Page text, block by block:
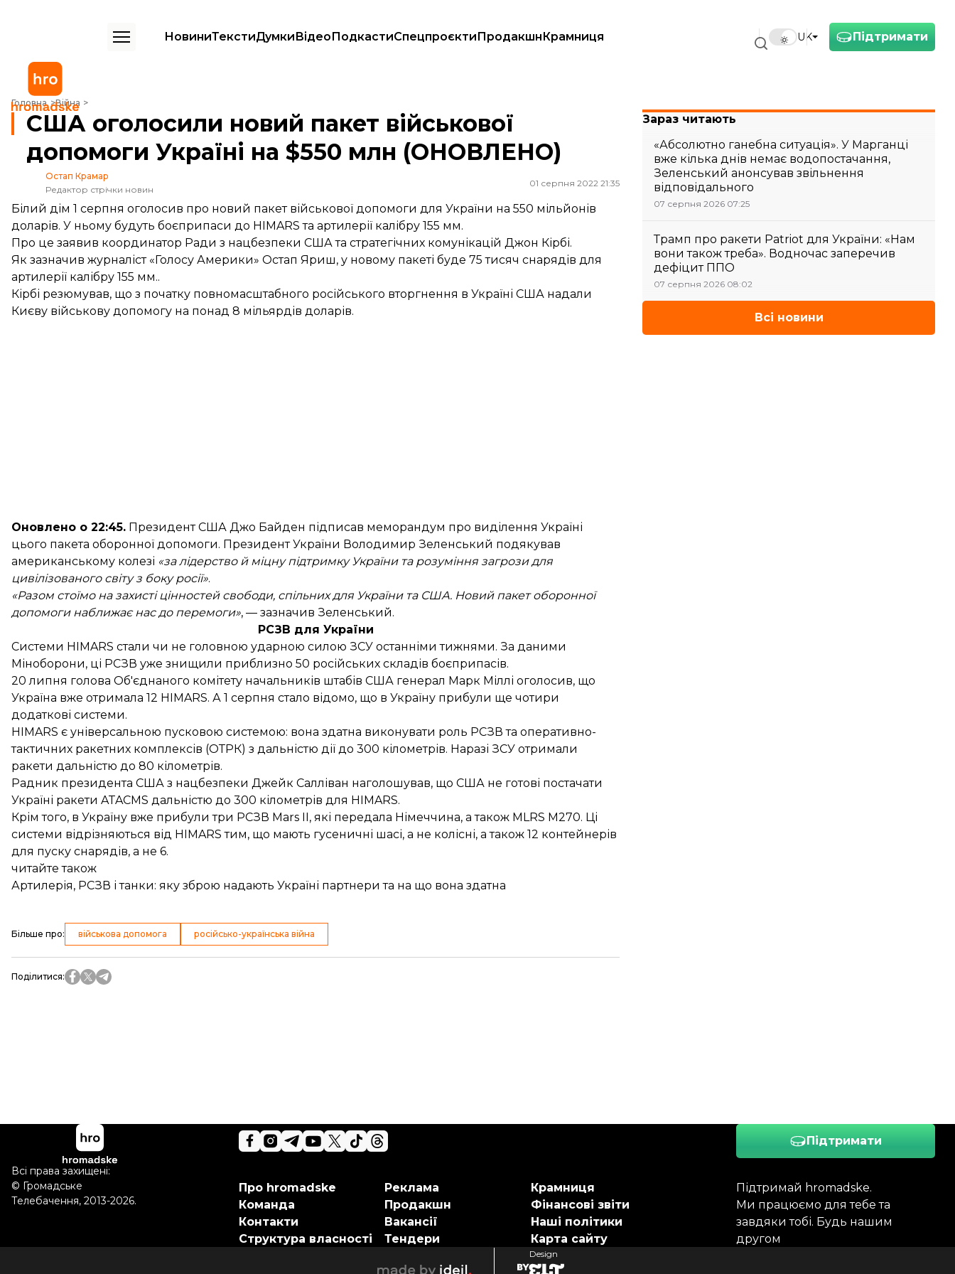
Підтримати
UK
НовиниТекстиДумкиВідеоПодкастиСпецпроєктиПродакшнКрамниця
Головна Війна
CША оголосили новий пакет військової допомоги Україні на $550 млн (ОНОВЛЕНО)
CША оголосили новий пакет військової
допомоги Україні на $550 млн (ОНОВЛЕНО)
Остап Крамар
Редактор стрічки новин
01 серпня 2022 21:35
Білий дім 1 серпня оголосив про новий пакет військової допомоги для України на 550 мільйонів
доларів. У ньому будуть боєприпаси до HIMARS та артилерії калібру 155 мм.
Про це заявив координатор Ради з нацбезпеки США та стратегічних комунікацій Джон Кірбі.
Як зазначив журналіст «Голосу Америки» Остап Яриш, у новому пакеті буде 75 тисяч снарядів для
артилерії калібру 155 мм..
Кірбі резюмував, що з початку повномасштабного російського вторгнення в Україні США надали
Києву військову допомогу на понад 8 мільярдів доларів.
Оновлено о 22:45. Президент США Джо Байден підписав меморандум про виділення Україні
цього пакета оборонної допомоги. Президент України Володимир Зеленський подякував
американському колезі «за лідерство й міцну підтримку України та розуміння загрози для
цивілізованого світу з боку росії».
«Разом стоїмо на захисті цінностей свободи, спільних для України та США. Новий пакет оборонної
допомоги наближає нас до перемоги», — зазначив Зеленський.
РСЗВ для України
Системи HIMARS стали чи не головною ударною силою ЗСУ останніми тижнями. За даними
Міноборони, ці РСЗВ уже знищили приблизно 50 російських складів боєприпасів.
20 липня голова Об'єднаного комітету начальників штабів США генерал Марк Міллі оголосив, що
Україна вже отримала 12 HIMARS. А 1 серпня стало відомо, що в Україну прибули ще чотири
додаткові системи.
HIMARS є універсальною пусковою системою: вона здатна виконувати роль РСЗВ та оперативно-
тактичних ракетних комплексів (ОТРК) з дальністю дії до 300 кілометрів. Наразі ЗСУ отримали
ракети дальністю до 80 кілометрів.
Радник президента США з нацбезпеки Джейк Салліван наголошував, що США не готові постачати
Україні ракети ATACMS дальністю до 300 кілометрів для HIMARS.
Крім того, в Україну вже прибули три РСЗВ Mars II, які передала Німеччина, а також MLRS M270. Ці
системи відрізняються від HIMARS тим, що мають гусеничні шасі, а не колісні, а також 12 контейнерів
для пуску снарядів, а не 6.
читайте також
Артилерія, РСЗВ і танки: яку зброю надають Україні партнери та на що вона здатна
Більше про: військова допомога російсько-українська війна
Поділитися:
Зараз читають
«Абсолютно ганебна ситуація». У Марганці
вже кілька днів немає водопостачання,
Зеленський анонсував звільнення
відповідального
07 серпня 2026 07:25
Трамп про ракети Patriot для України: «Нам
вони також треба». Водночас заперечив
дефіцит ППО
07 серпня 2026 08:02
Всі новини
Підтримати
Підтримай hromadske.
Ми працюємо для тебе та
завдяки тобі. Будь нашим
другом
Про hromadske
Команда
Контакти
Структура власності
Реклама
Продакшн
Вакансії
Тендери
Крамниця
Фінансові звіти
Наші політики
Карта сайту
Всі права захищені:
© Громадське
Телебачення, 2013-2026.
ideil
Design
elt